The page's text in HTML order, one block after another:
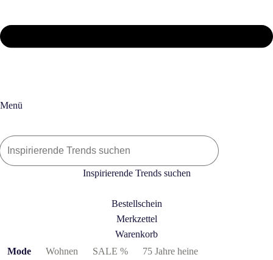
Menü
Inspirierende Trends suchen
Bestellschein
Merkzettel
Warenkorb
Produktkategorien überspringen
Mode Wohnen SALE % 75 Jahre heine